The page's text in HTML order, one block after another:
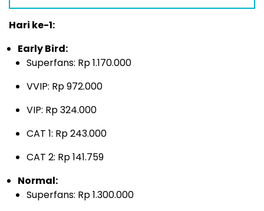
Hari ke-1:
Early Bird:
Superfans: Rp 1.170.000
VVIP: Rp 972.000
VIP: Rp 324.000
CAT 1: Rp 243.000
CAT 2: Rp 141.759
Normal:
Superfans: Rp 1.300.000